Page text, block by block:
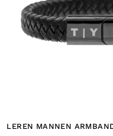
LEREN MANNEN